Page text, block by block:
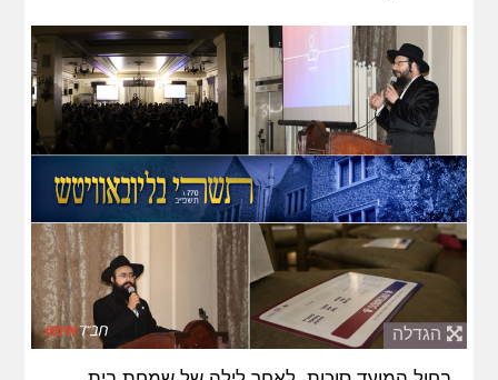
הגדלה